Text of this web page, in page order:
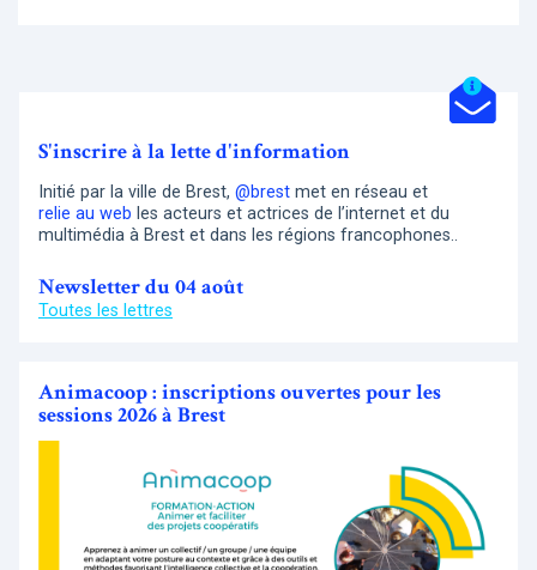
S'inscrire à la lette d'information
Initié par la ville de Brest, @brest met en réseau et
relie au web les acteurs et actrices de l’internet et du
multimédia à Brest et dans les régions francophones..
Newsletter du 04 août
Toutes les lettres
Animacoop : inscriptions ouvertes pour les
sessions 2026 à Brest